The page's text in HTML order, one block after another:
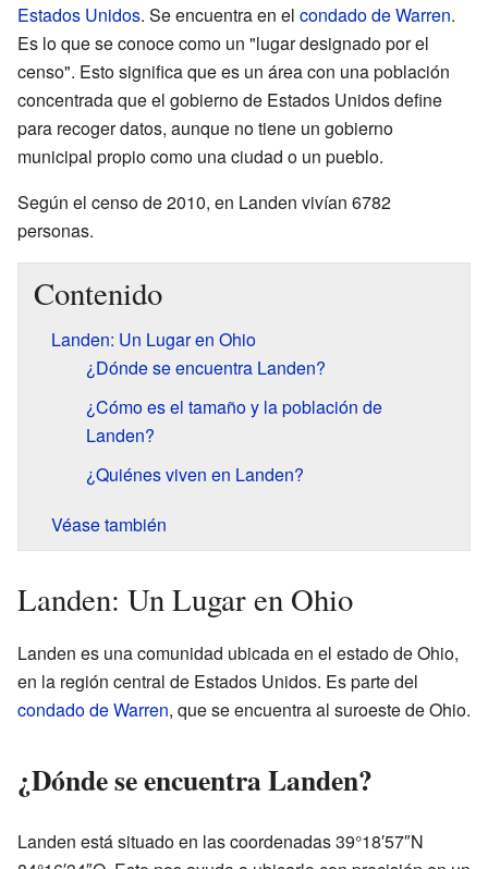
Estados Unidos. Se encuentra en el condado de Warren.
Es lo que se conoce como un "lugar designado por el
censo". Esto significa que es un área con una población
concentrada que el gobierno de Estados Unidos define
para recoger datos, aunque no tiene un gobierno
municipal propio como una ciudad o un pueblo.
Según el censo de 2010, en Landen vivían 6782
personas.
Contenido
Landen: Un Lugar en Ohio
¿Dónde se encuentra Landen?
¿Cómo es el tamaño y la población de
Landen?
¿Quiénes viven en Landen?
Véase también
Landen: Un Lugar en Ohio
Landen es una comunidad ubicada en el estado de Ohio,
en la región central de Estados Unidos. Es parte del
condado de Warren, que se encuentra al suroeste de Ohio.
¿Dónde se encuentra Landen?
Landen está situado en las coordenadas 39°18′57″N